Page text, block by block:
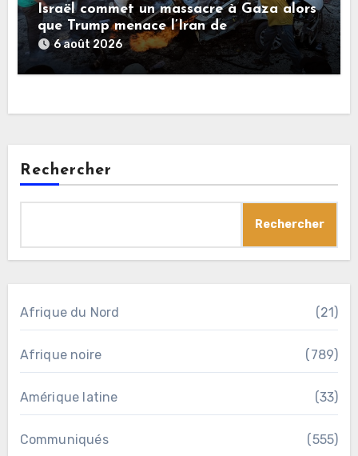
Israël commet un massacre à Gaza alors
que Trump menace l’Iran de
«décapitation»
6 août 2026
Rechercher
Rechercher
Afrique du Nord (21)
Afrique noire (789)
Amérique latine (33)
Communiqués (555)